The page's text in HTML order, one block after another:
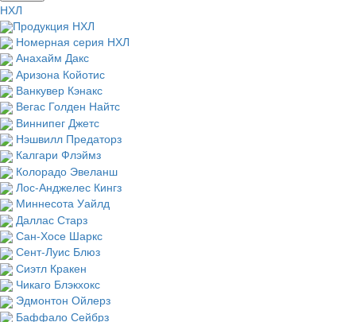
НХЛ
Продукция НХЛ
Номерная серия НХЛ
Анахайм Дакс
Аризона Койотис
Ванкувер Кэнакс
Вегас Голден Найтс
Виннипег Джетс
Нэшвилл Предаторз
Калгари Флэймз
Колорадо Эвеланш
Лос-Анджелес Кингз
Миннесота Уайлд
Даллас Старз
Сан-Хосе Шаркс
Сент-Луис Блюз
Сиэтл Кракен
Чикаго Блэкхокс
Эдмонтон Ойлерз
Баффало Сейбрз